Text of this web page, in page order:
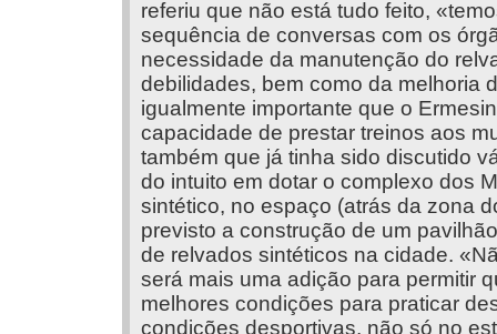
referiu que não está tudo feito,
sequência de conversas com os
necessidade da manutenção do
debilidades, bem como da melhoria
igualmente importante que o
capacidade de prestar treinos aos
também que já tinha sido discutido
do intuito em dotar o complexo dos
sintético, no espaço (atrás da zona
previsto a construção de um
de relvados sintéticos na cidade.
será mais uma adição para permitir
melhores condições para praticar
condições desportivas, não só no